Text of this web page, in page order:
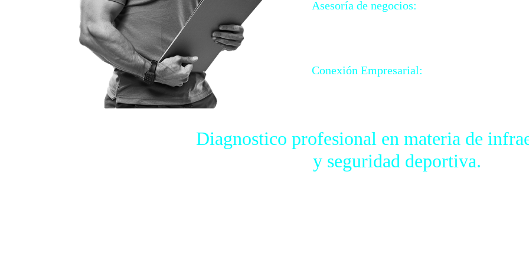
Asesoría de negocios:
Conexión Empresarial:
Diagnostico profesional en materia de
y seguridad deportiva.